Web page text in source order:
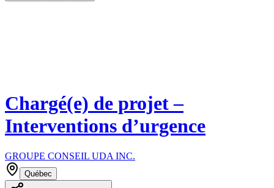
Chargé(e) de projet –
Interventions d’urgence
GROUPE CONSEIL UDA INC.
Québec